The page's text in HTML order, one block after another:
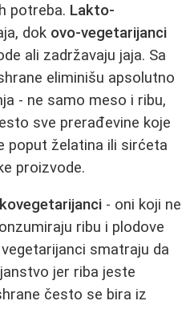
potreba. Lakto-
dok ovo-vegetarijanci
ali zadržavaju jaja. Sa
eliminišu apsolutno
- ne samo meso i ribu,
sve prerađevine koje
poput želatina ili sirćeta
proizvode.
- oni koji ne
ribu i plodove
smatraju da
jer riba jeste
često se bira iz